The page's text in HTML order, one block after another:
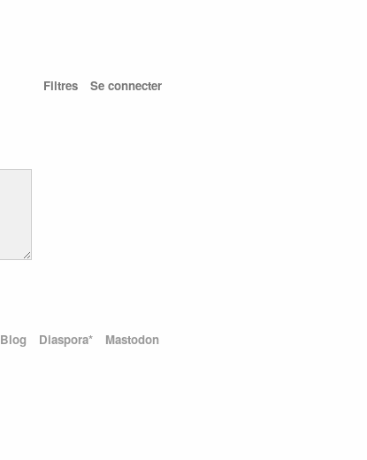
Filtres Se connecter
Blog Diaspora* Mastodon